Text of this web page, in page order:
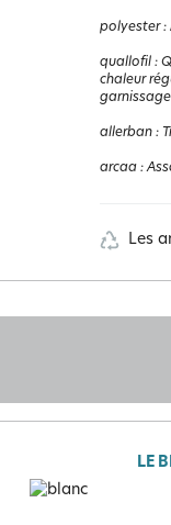
polyester:
quallofil :
chaleur
allerban :
arcaa :
Les
LE